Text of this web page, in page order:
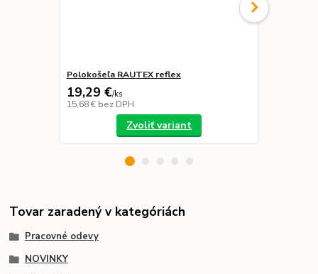
Polokošeľa RAUTEX reflex
19,29 €/ks
15,68 € bez DPH
Zvoliť variant
Tovar zaradený v kategóriách
Pracovné odevy
NOVINKY